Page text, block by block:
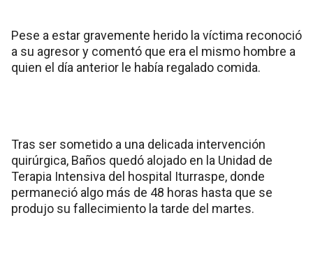
Pese a estar gravemente herido la víctima reconoció
a su agresor y comentó que era el mismo hombre a
quien el día anterior le había regalado comida.
Tras ser sometido a una delicada intervención
quirúrgica, Baños quedó alojado en la Unidad de
Terapia Intensiva del hospital Iturraspe, donde
permaneció algo más de 48 horas hasta que se
produjo su fallecimiento la tarde del martes.